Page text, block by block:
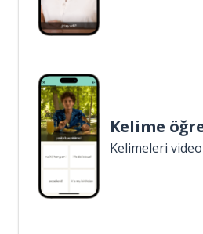
Kelime
Kelimeleri